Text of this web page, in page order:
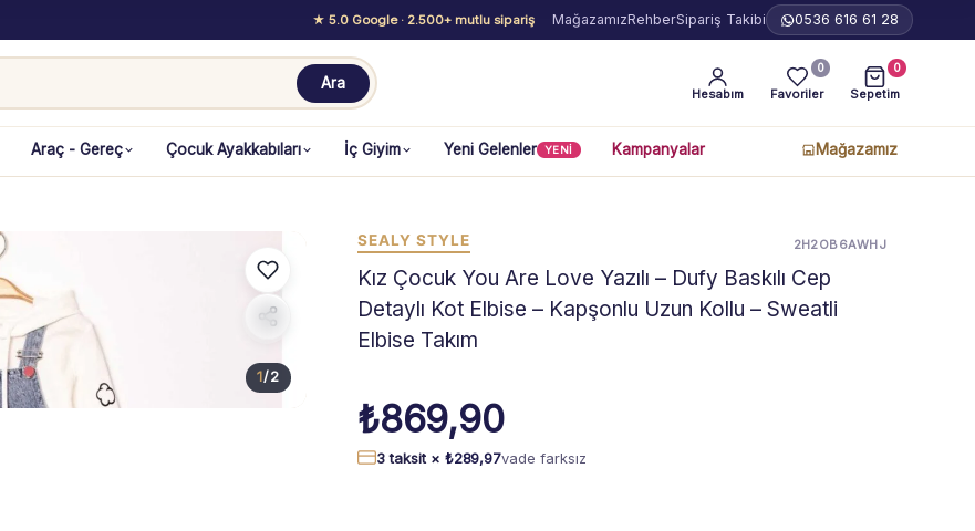
★ 5.0 Google· 2.500+ mutlu sipariş MağazamızRehberSipariş Takibi 0536 616 61 28
Ara
Hesabım Favoriler
0
Sepetim
0
Araç - Gereç Çocuk Ayakkabıları İç Giyim Yeni Gelenler YENİ Kampanyalar Mağazamız
1/2
SEALY STYLE 2H2OB6AWHJ
Kız Çocuk You Are Love Yazılı – Dufy Baskılı Cep
Detaylı Kot Elbise – Kapşonlu Uzun Kollu – Sweatli
Elbise Takım
₺869,90
3 taksit × ₺289,97vade farksız